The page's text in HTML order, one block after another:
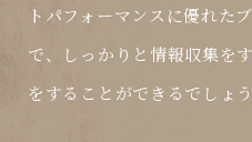
トパフォーマンスに優れた
で、しっかりと情報収集を
をすることができるでしょう